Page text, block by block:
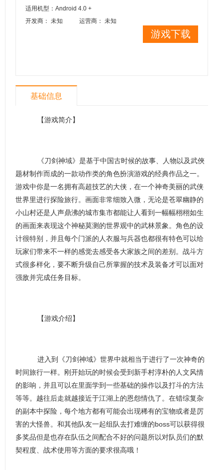
适用机型：Android 4.0 +
开发商： 未知
运营商： 未知
游戏下载
基础信息
【游戏简介】
《刀剑神域》是基于中国古时候的故事、人物以及武俠
题材制作而成的一款动作类的角色扮演游戏的经典作品之一。
游戏中你是一名拥有高超技艺的大侠，在一个神奇美丽的武侠
世界里进行探险旅行。画面非常细致入微，无论是苍翠幽静的
小山村还是人声鼎沸的城市集市都能让人看到一幅幅栩栩如生
的画面来表现这个神秘莫测的世界观中的武林景象。角色的设
计很特别，并且每个门派的人衣服与兵器也都很有特色可以给
玩家们带来不一样的感觉去感受各大家族之间的差别。战斗方
式很多样化，要不断升级自己所掌握的技术及装备才可以面对
强敌并完成任务目标。
【游戏介绍】
进入到《刀剑神域》世界中就相当于进行了一次神奇的
时间旅行一样。刚开始玩的时候会受到新手村淳朴的人文风情
的影响，并且可以在里面学到一些基础的操作以及打斗的方法
等等。越往后走就越接近于江湖上的恩怨情仇了。在错综复杂
的副本中探险，每个地方都有可能会出现稀有的宝物或者是厉
害的大怪兽。和其他队友一起组队去打难缠的boss可以获得很
多奖品但是也存在队伍之间配合不好的问题所以对队员们的默
契程度、战术使用等方面的要求很高哦！